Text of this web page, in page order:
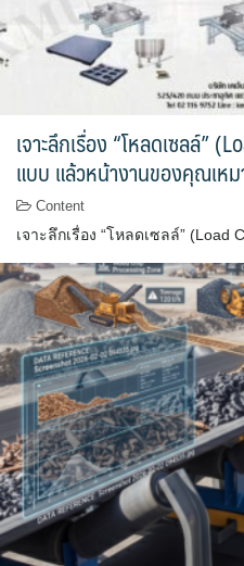
เจาะลึกเรื่อง “โหลดเซลล์”
แบบ แล้วหน้างานของคุณเห
Content
เจาะลึกเรื่อง “โหลดเซลล์”